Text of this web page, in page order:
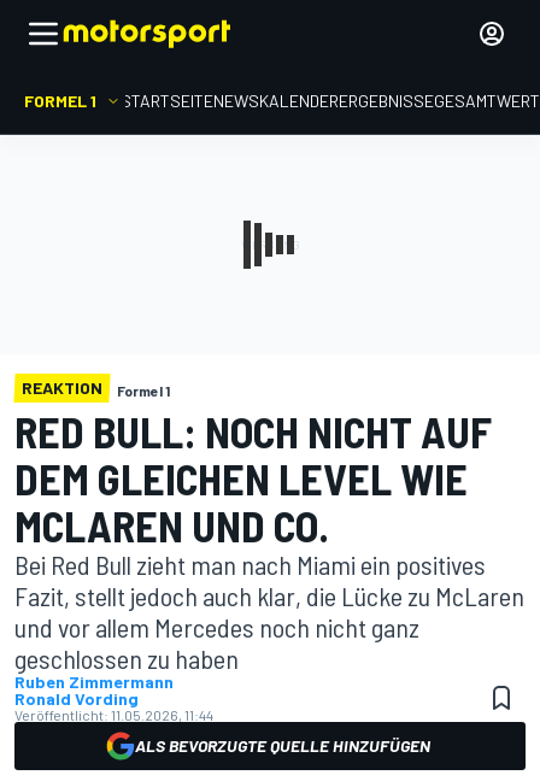
FORMEL 1 STARTSEITENEWSKALENDERERGEBNISSE
REAKTION Formel 1
RED BULL: NOCH NICHT AUF
DEM GLEICHEN LEVEL WIE
MCLAREN UND CO.
Bei Red Bull zieht man nach Miami ein positives
Fazit, stellt jedoch auch klar, die Lücke zu McLaren
und vor allem Mercedes noch nicht ganz
geschlossen zu haben
Ruben Zimmermann
Ronald Vording
Veröffentlicht: 11.05.2026, 11:44
ALS BEVORZUGTE QUELLE HINZUFÜGEN